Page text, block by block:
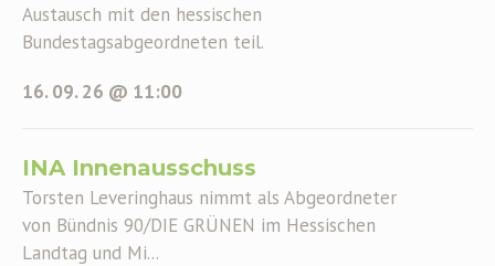
Austausch mit den hessischen
Bundestagsabgeordneten teil.
16. 09. 26 @ 11:00
INA Innenausschuss
Torsten Leveringhaus nimmt als Abgeordneter
von Bündnis 90/DIE GRÜNEN im Hessischen
Landtag und Mi...